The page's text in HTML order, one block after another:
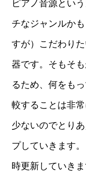
ピアノ音源とい
チなジャンルか
すが）こだわり
器です。そもそ
るため、何をも
較することは非
少ないのでとり
プしていきます
時更新していきま